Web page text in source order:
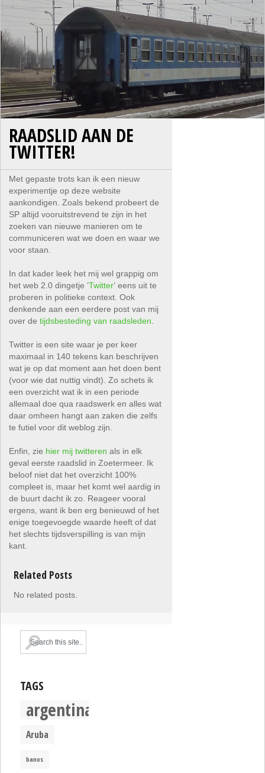
RAADSLID AAN DE
TWITTER!
Met gepaste trots kan ik een nieuw
experimentje op deze website
aankondigen. Zoals bekend probeert de
SP altijd vooruitstrevend te zijn in het
zoeken van nieuwe manieren om te
communiceren wat we doen en waar we
voor staan.
In dat kader leek het mij wel grappig om
het web 2.0 dingetje ‘Twitter‘ eens uit te
proberen in politieke context. Ook
denkende aan een eerdere post van mij
over detijdsbesteding van raadsleden
Twitter is een site waar je per keer
maximaal in 140 tekens kan beschrijven
wat je op dat moment aan het doen bent
(voor wie dat nuttig vindt). Zo schets ik
een overzicht wat ik in een periode
allemaal doe qua raadswerk en alles wat
daar omheen hangt aan zaken die zelfs
te futiel voor dit weblog zijn.
Enfin, zie hier mij twitteren als in elk
geval eerste raadslid in Zoetermeer. Ik
beloof niet dat het overzicht 100%
compleet is, maar het komt wel aardig in
de buurt dacht ik zo. Reageer vooral
ergens, want ik ben erg benieuwd of het
enige toegevoegde waarde heeft of dat
het slechts tijdsverspilling is van mijn
kant.
Related Posts
No related posts.
TAGS
argentina
Aruba
banos